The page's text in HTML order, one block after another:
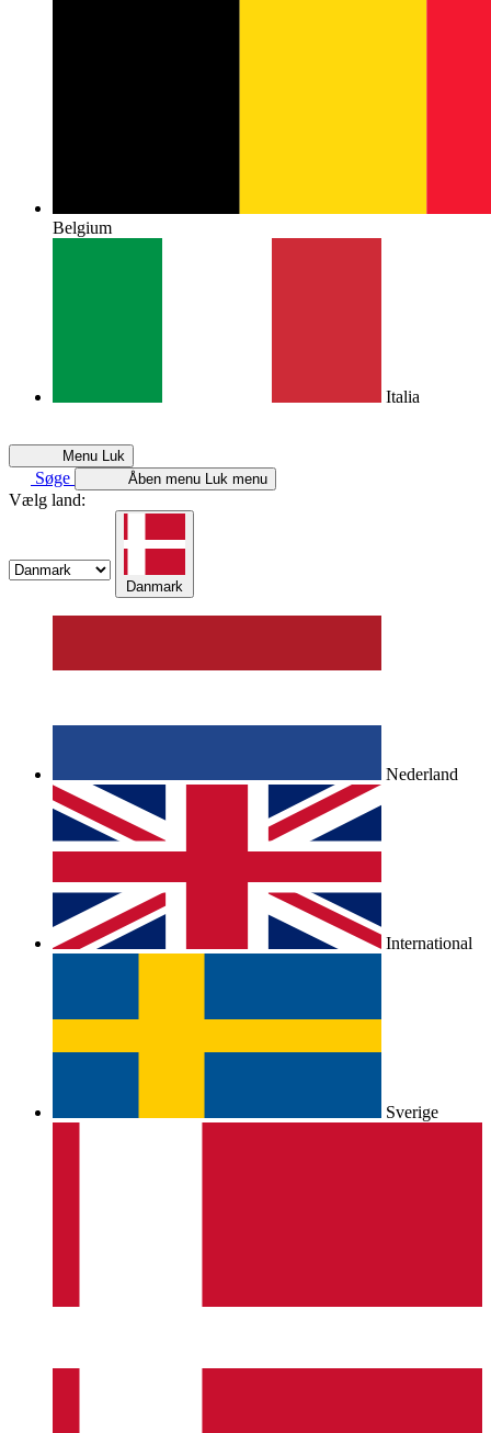
Belgium
Italia
Menu Luk
Søge Åben menu Luk menu
Vælg land:
Danmark
Nederland
International
Sverige